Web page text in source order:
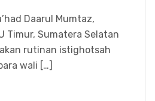
Daarul Mumtaz,
Timur, Sumatera Selatan
rutinan istighotsah
wali […]